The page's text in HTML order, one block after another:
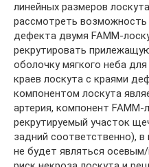
линейных размеров
рассмотреть возможность
дефекта двумя FAMM-
рекрутировать
оболочку мягкого неба
краев лоскута с краями
компонентом лоскута
артерия, компонент
рекрутируемый участок
задний соответственно),
не будет являться